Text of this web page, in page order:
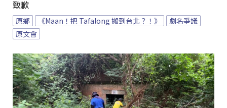
致歉
原鄉 《Maan！把 Tafalong 搬到台北？！》
劇名爭議
原文會